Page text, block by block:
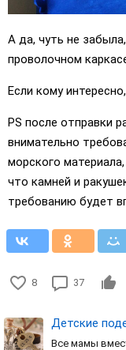
А да, чуть не
проволочном
Если кому
PS после отправки
внимательно
морского
что камней и
требованию будет
8 37
Детские
Все мамы